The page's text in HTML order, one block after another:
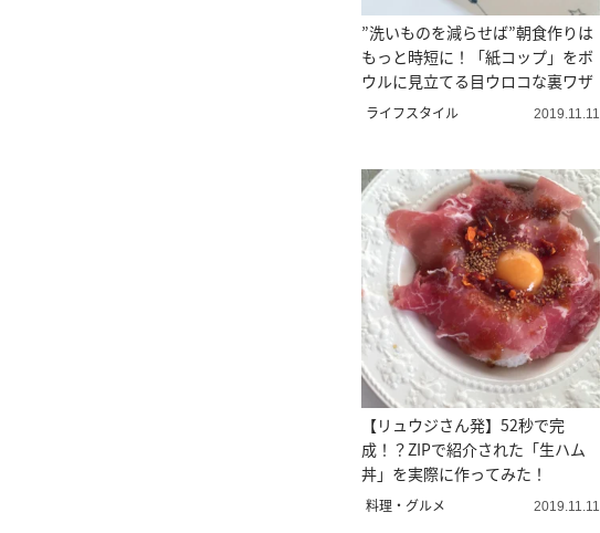
”洗いものを減らせば”朝食作りは
もっと時短に！「紙コップ」をボ
ウルに見立てる目ウロコな裏ワザ
ライフスタイル 2019.11.11
【リュウジさん発】52秒で完
成！？ZIPで紹介された「生ハム
丼」を実際に作ってみた！
料理・グルメ 2019.11.11